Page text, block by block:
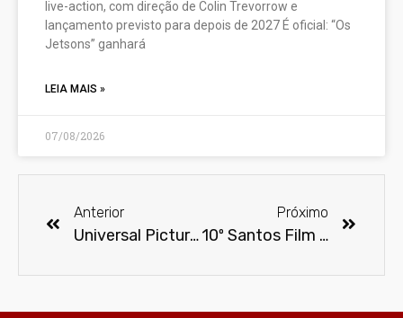
live-action, com direção de Colin Trevorrow e
lançamento previsto para depois de 2027 É oficial: “Os
Jetsons” ganhará
LEIA MAIS »
07/08/2026
Anterior
Universal Pictures divulga novo trailer de Meu Malvado Favorito 4
Próximo
10º Santos Film Fest anuncia filmes selecionados